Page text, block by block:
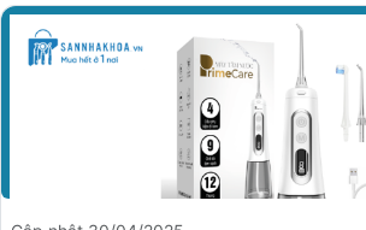
trắng tiện lợi, hiệu quả và an toàn. Khám
cười rạng rỡ bạn luôn mong muốn!